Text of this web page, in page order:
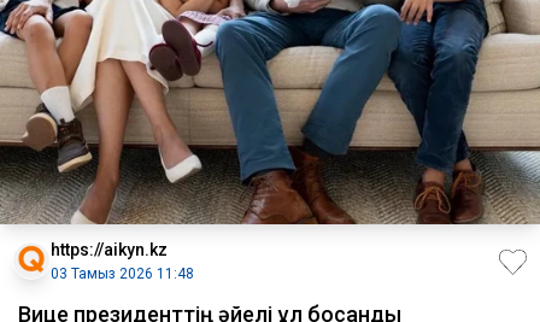
https://aikyn.kz
03 Тамыз 2026 11:48
Вице президенттің әйелі ұл босанды